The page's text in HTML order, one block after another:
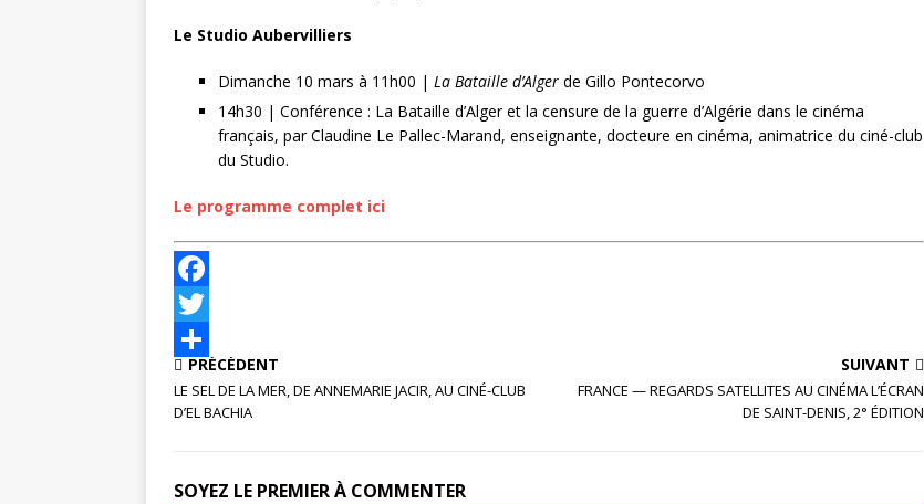
Le Studio Aubervilliers
Dimanche 10 mars à 11h00 | La Bataille d’Alger de Gillo Pontecorvo
14h30 | Conférence : La Bataille d’Alger et la censure de la guerre d’Algérie dans le cinéma
français, par Claudine Le Pallec-Marand, enseignante, docteure en cinéma, animatrice du ciné-club
du Studio.
Le programme complet ici
F
a
c
e
o
T
w
i
t
P
a
t
PRÉCÉDENT
LE SEL DE LA MER, DE ANNEMARIE JACIR, AU CINÉ-CLUB
D’EL BACHIA
SUIVANT
FRANCE — REGARDS SATELLITES AU CINÉMA L’ÉCRAN
DE SAINT-DENIS, 2° ÉDITION
SOYEZ LE PREMIER À COMMENTER